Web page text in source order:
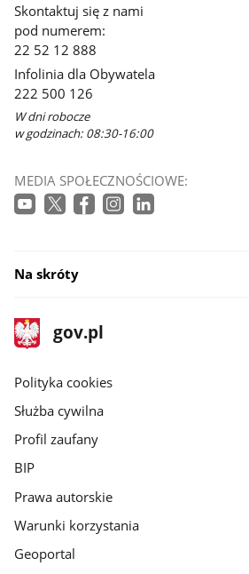
Skontaktuj się z nami
pod numerem:
22 52 12 888
Infolinia dla Obywatela
222 500 126
W dni robocze
w godzinach: 08:30-16:00
MEDIA SPOŁECZNOŚCIOWE:
Na skróty
stopka
gov.pl
Strona
gov.pl
gov.pl
Polityka cookies
Służba cywilna
Profil zaufany
BIP
Prawa autorskie
Warunki korzystania
Geoportal